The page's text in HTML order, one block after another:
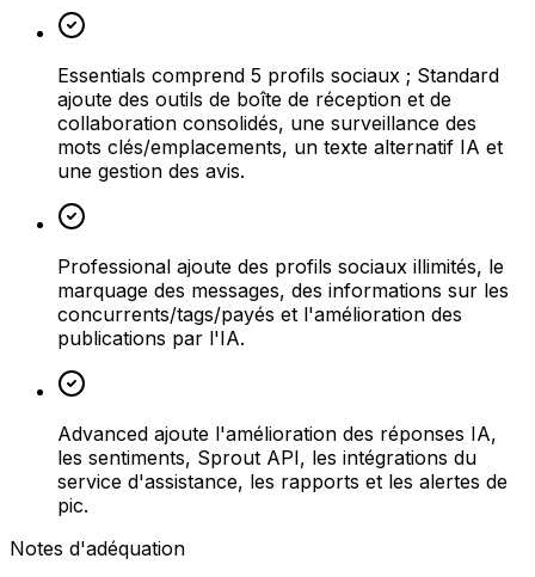
Essentials comprend 5 profils sociaux ; Standard
ajoute des outils de boîte de réception et de
collaboration consolidés, une surveillance des
mots clés/emplacements, un texte alternatif IA et
une gestion des avis.
Professional ajoute des profils sociaux illimités, le
marquage des messages, des informations sur les
concurrents/tags/payés et l'amélioration des
publications par l'IA.
Advanced ajoute l'amélioration des réponses IA,
les sentiments, Sprout API, les intégrations du
service d'assistance, les rapports et les alertes de
pic.
Notes d'adéquation